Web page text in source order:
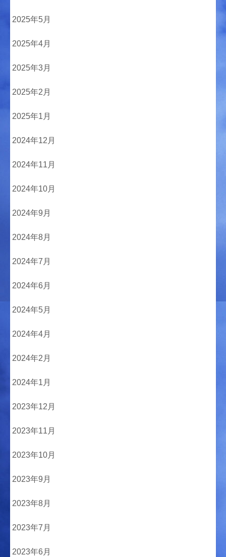
2025年5月
2025年4月
2025年3月
2025年2月
2025年1月
2024年12月
2024年11月
2024年10月
2024年9月
2024年8月
2024年7月
2024年6月
2024年5月
2024年4月
2024年2月
2024年1月
2023年12月
2023年11月
2023年10月
2023年9月
2023年8月
2023年7月
2023年6月